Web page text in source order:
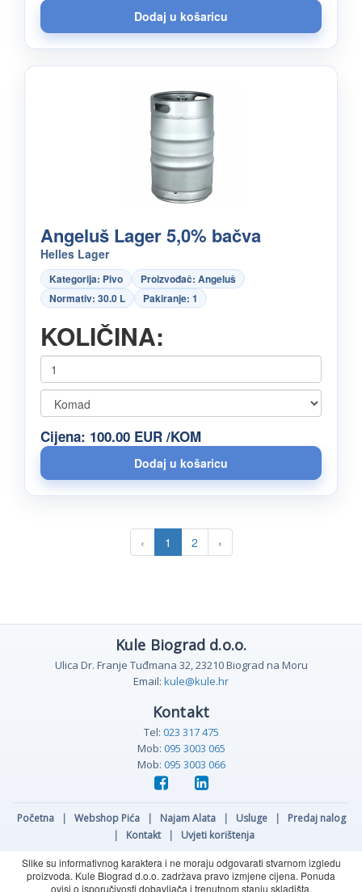
Angeluš Lager 5,0% bačva
Helles Lager
Kategorija: Pivo
Proizvođač: Angeluš
Normativ: 30.0 L
Pakiranje: 1
KOLIČINA:
Cijena: 100.00 EUR /KOM
‹ 1 2 ›
Kule Biograd d.o.o.
Ulica Dr. Franje Tuđmana 32, 23210 Biograd na Moru
Email: kule@kule.hr
Kontakt
Tel: 023 317 475
Mob: 095 3003 065
Mob: 095 3003 066
Početna | Webshop Pića | Najam Alata | Usluge |
Predaj nalog
|
Kontakt |
Uvjeti korištenja
Slike su informativnog karaktera i ne moraju odgovarati stvarnom izgledu
proizvoda. Kule Biograd d.o.o. zadržava pravo izmjene cijena. Ponuda
ovisi o isporučivosti dobavljača i trenutnom stanju skladišta.